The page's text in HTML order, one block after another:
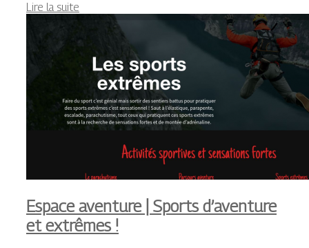
Lire la suite
Espace aventure | Sports d’aventure
et extrêmes !